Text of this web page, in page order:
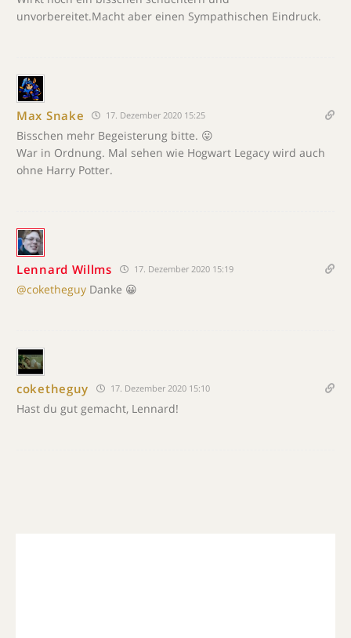
unvorbereitet.Macht aber einen Sympathischen Eindruck.
Max Snake 17. Dezember 2020 15:25
Bisschen mehr Begeisterung bitte. 😛
War in Ordnung. Mal sehen wie Hogwart Legacy wird auch
ohne Harry Potter.
Lennard Willms 17. Dezember 2020 15:19
@coketheguy Danke 😀
coketheguy 17. Dezember 2020 15:10
Hast du gut gemacht, Lennard!